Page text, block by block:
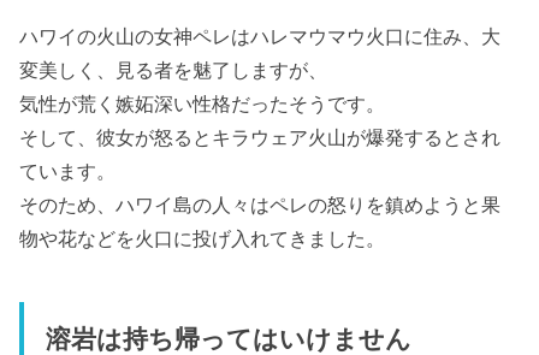
ハワイの火山の女神ペレはハレマウマウ火口に住み、大
変美しく、見る者を魅了しますが、
気性が荒く嫉妬深い性格だったそうです。
そして、彼女が怒るとキラウェア火山が爆発するとされ
ています。
そのため、ハワイ島の人々はペレの怒りを鎮めようと果
物や花などを火口に投げ入れてきました。
溶岩は持ち帰ってはいけません